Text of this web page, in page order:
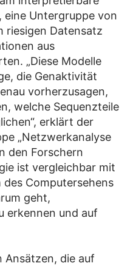
eine Untergruppe von
riesigen Datensatz
aus
„Diese Modelle
die Genaktivität
vorherzusagen,
welche Sequenzteile
erklärt der
„Netzwerkanalyse
den Forschern
ist vergleichbar mit
des Computersehens
geht,
erkennen und auf
Ansätzen, die auf